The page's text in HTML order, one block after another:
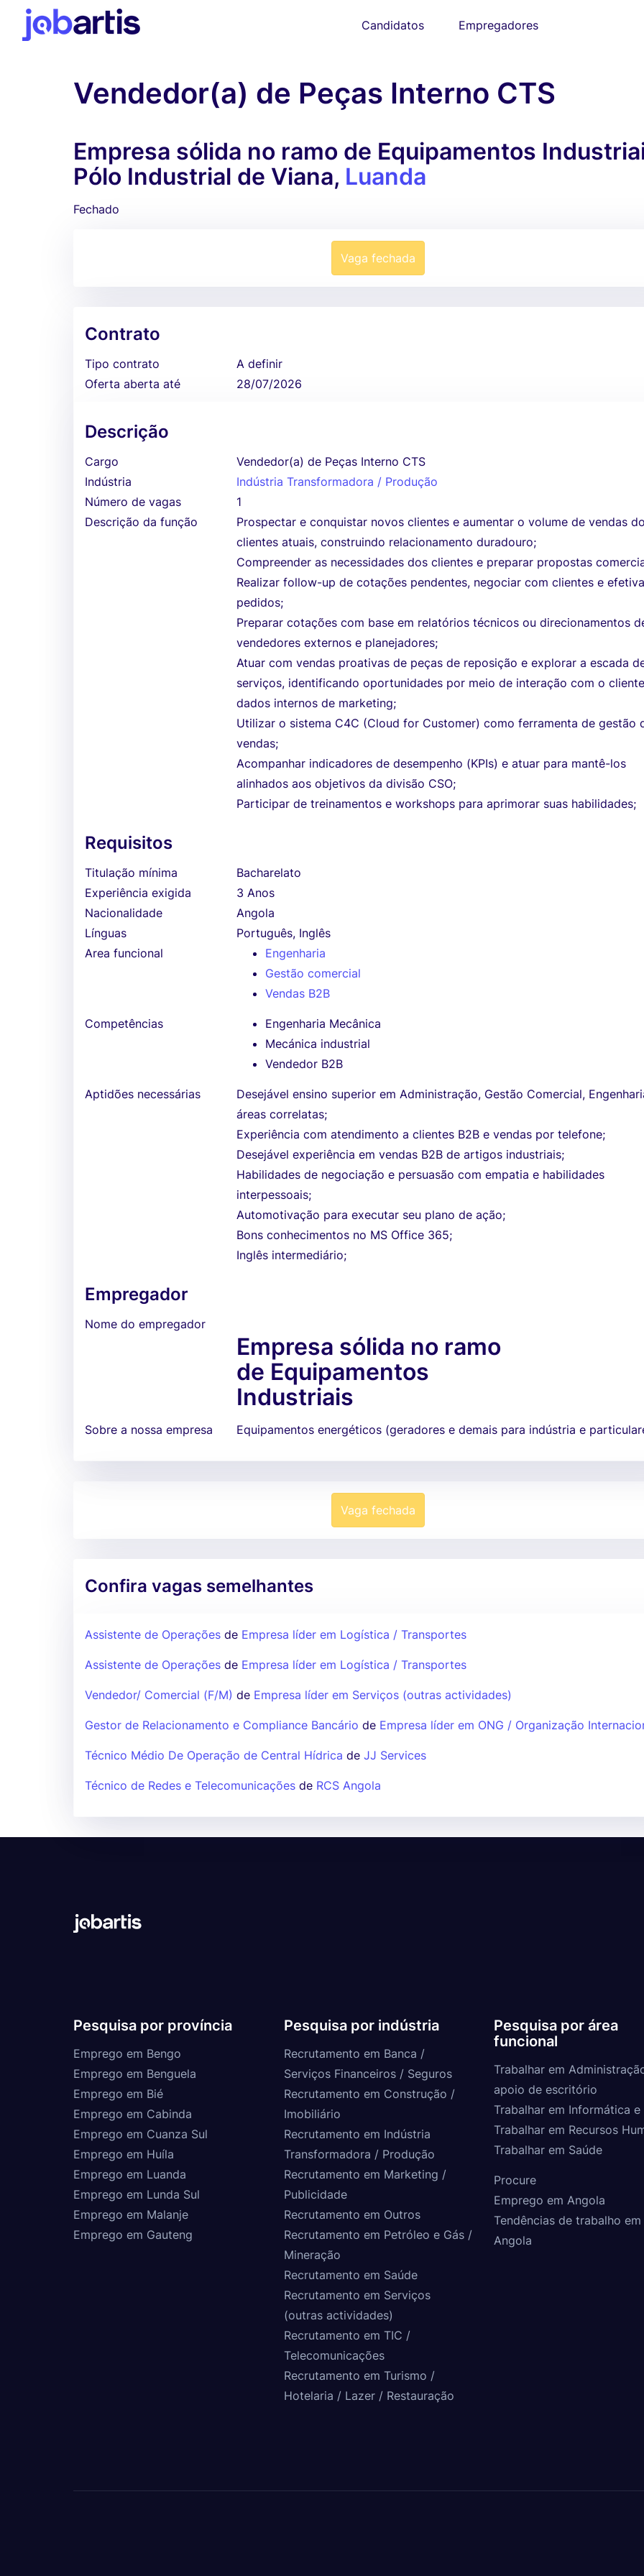
Candidatos Empregadores
Vendedor(a) de Peças Interno CTS
Empresa sólida no ramo de Equipamentos
Pólo Industrial de Viana, Luanda
Fechado
Vaga fechada
Contrato
Tipo contrato
A definir
Oferta aberta até
28/07/2026
Descrição
Cargo
Vendedor(a) de Peças Interno CTS
Indústria
Indústria Transformadora / Produção
Número de vagas
1
Descrição da função
Prospectar e conquistar novos clientes e aumentar o volume de vendas
clientes atuais, construindo relacionamento duradouro;
Compreender as necessidades dos clientes e preparar propostas
Realizar follow-up de cotações pendentes, negociar com clientes e
pedidos;
Preparar cotações com base em relatórios técnicos ou direcionamentos
vendedores externos e planejadores;
Atuar com vendas proativas de peças de reposição e explorar a escada
serviços, identificando oportunidades por meio de interação com o
dados internos de marketing;
Utilizar o sistema C4C (Cloud for Customer) como ferramenta de gestão
vendas;
Acompanhar indicadores de desempenho (KPIs) e atuar para mantê-los
alinhados aos objetivos da divisão CSO;
Participar de treinamentos e workshops para aprimorar suas habilidades;
Requisitos
Titulação mínima
Bacharelato
Experiência exigida
3 Anos
Nacionalidade
Angola
Línguas
Português, Inglês
Area funcional
Engenharia
Gestão comercial
Vendas B2B
Competências
Engenharia Mecânica
Mecánica industrial
Vendedor B2B
Aptidões necessárias
Desejável ensino superior em Administração, Gestão Comercial,
áreas correlatas;
Experiência com atendimento a clientes B2B e vendas por telefone;
Desejável experiência em vendas B2B de artigos industriais;
Habilidades de negociação e persuasão com empatia e habilidades
interpessoais;
Automotivação para executar seu plano de ação;
Bons conhecimentos no MS Office 365;
Inglês intermediário;
Empregador
Nome do empregador
Empresa sólida no ramo
de Equipamentos
Industriais
Sobre a nossa empresa Equipamentos energéticos (geradores e demais para indústria e
Vaga fechada
Confira vagas semelhantes
Assistente de Operações de Empresa líder em Logística / Transportes
Assistente de Operações de Empresa líder em Logística / Transportes
Vendedor/ Comercial (F/M) de Empresa líder em Serviços (outras actividades)
Gestor de Relacionamento e Compliance Bancário de Empresa líder em ONG / Organização
Técnico Médio De Operação de Central Hídrica de JJ Services
Técnico de Redes e Telecomunicações de RCS Angola
Pesquisa por província
Emprego em Bengo
Emprego em Benguela
Emprego em Bié
Emprego em Cabinda
Emprego em Cuanza Sul
Emprego em Huíla
Emprego em Luanda
Emprego em Lunda Sul
Emprego em Malanje
Emprego em Gauteng
Pesquisa por indústria
Recrutamento em Banca /
Serviços Financeiros / Seguros
Recrutamento em Construção /
Imobiliário
Recrutamento em Indústria
Transformadora / Produção
Recrutamento em Marketing /
Publicidade
Recrutamento em Outros
Recrutamento em Petróleo e Gás /
Mineração
Recrutamento em Saúde
Recrutamento em Serviços
(outras actividades)
Recrutamento em TIC /
Telecomunicações
Recrutamento em Turismo /
Hotelaria / Lazer / Restauração
Pesquisa por área
funcional
Trabalhar em
apoio de escritório
Trabalhar em Informática e
Trabalhar em Recursos
Trabalhar em Saúde
Procure
Emprego em Angola
Tendências de trabalho em
Angola